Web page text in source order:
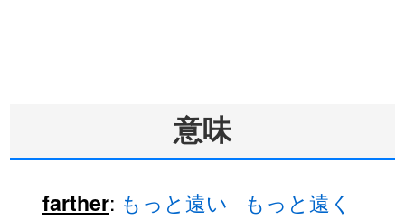
意味
farther: もっと遠い
もっと遠く